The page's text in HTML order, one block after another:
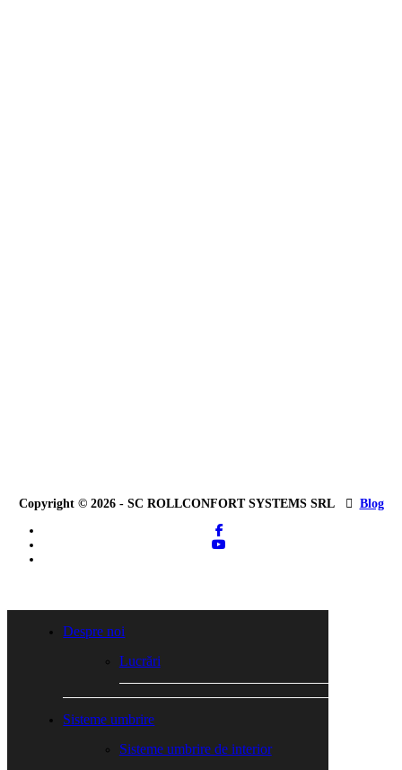
Copyright © 2026 - SC ROLLCONFORT SYSTEMS SRL
Blog
facebook
youtube
Despre noi
Lucrări
Sisteme umbrire
Sisteme umbrire de interior